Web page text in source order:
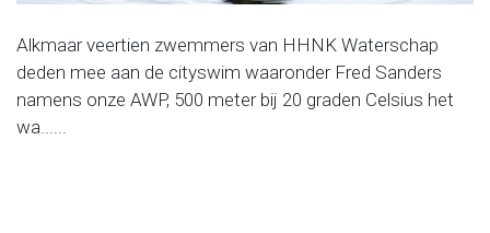
Alkmaar veertien zwemmers van HHNK Waterschap
deden mee aan de cityswim waaronder Fred Sanders
namens onze AWP, 500 meter bij 20 graden Celsius het
wa......